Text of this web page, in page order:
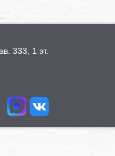
333, 1 эт.